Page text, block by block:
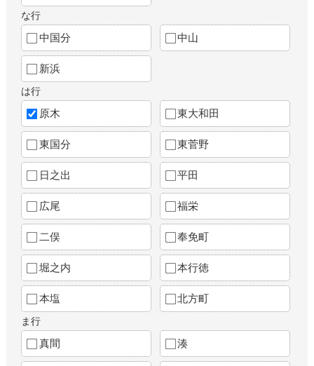
な行
中国分 中山
新浜
は行
原木 東大和田
東国分 東菅野
日之出 平田
広尾 福栄
二俣 奉免町
堀之内 本行徳
本塩 北方町
ま行
真間 湊